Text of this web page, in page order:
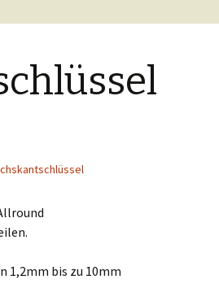
1,2mm bis zu 10mm